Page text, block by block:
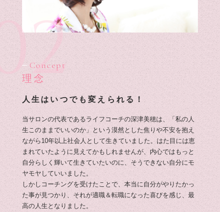
Concept
理念
人生はいつでも変えられる！
当サロンの代表であるライフコーチの深津美穂は、「私の人
生このままでいいのか」という漠然とした焦りや不安を抱え
ながら10年以上社会人として生きていました。はた目には恵
まれていたように見えてかもしれませんが、内心ではもっと
自分らしく輝いて生きていたいのに、そうできない自分にモ
ヤモヤしていいました。
しかしコーチングを受けたことで、本当に自分がやりたかっ
た事が見つかり、それが適職＆転職になった喜びを感じ、最
高の人生となりました。